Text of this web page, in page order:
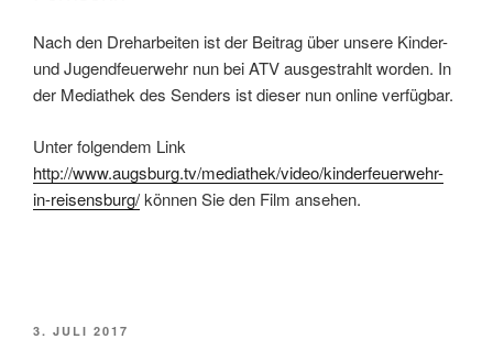
Nach den Dreharbeiten ist der Beitrag über unsere Kinder-
und Jugendfeuerwehr nun bei ATV ausgestrahlt worden. In
der Mediathek des Senders ist dieser nun online verfügbar.
Unter folgendem Link
http://www.augsburg.tv/mediathek/video/kinderfeuerwehr-
in-reisensburg/können Sie den Film ansehen.
VERÖFFENTLICHT
3. JULI 2017